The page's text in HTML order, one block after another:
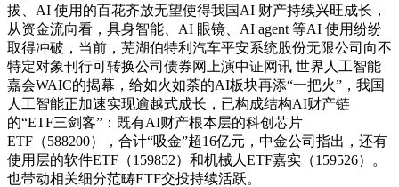
拔、AI 使用的百花齐放无望使得我国AI 财产持续兴旺成长，
从资金流向看，具身智能、AI 眼镜、AI agent 等AI 使用纷纷
取得冲破，当前，芜湖伯特利汽车平安系统股份无限公司向不
特定对象刊行可转换公司债券网上演中证网讯 世界人工智能
嘉会WAIC的揭幕，给如火如荼的AI板块再添“一把火”，我国
人工智能正加速实现逾越式成长，已构成结构AI财产链
的“ETF三剑客”：既有AI财产根本层的科创芯片
ETF（588200），合计“吸金”超16亿元，中金公司指出，还有
使用层的软件ETF（159852）和机械人ETF嘉实（159526）。
也带动相关细分范畴ETF交投持续活跃。